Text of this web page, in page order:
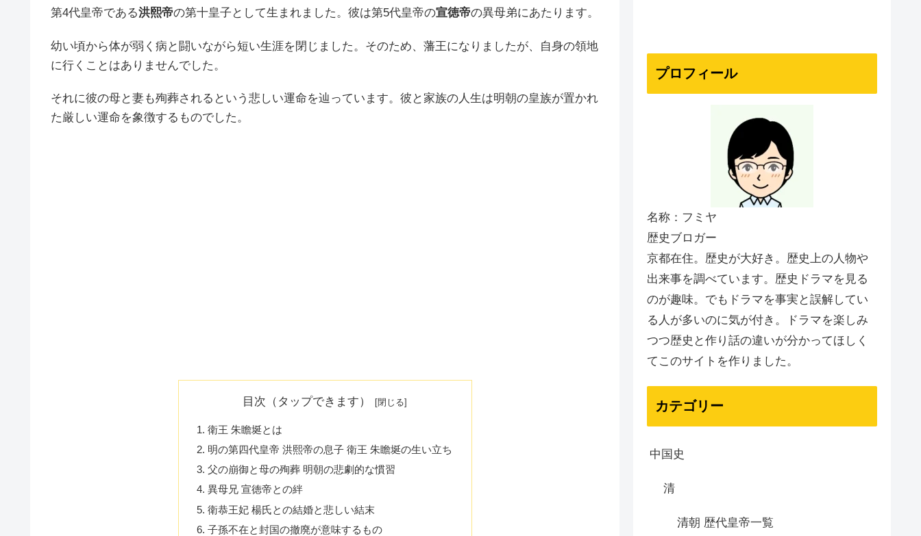
第4代皇帝である洪熙帝の第十皇子として生まれました。彼は第5代皇帝の宣徳帝の異母弟にあたります。
幼い頃から体が弱く病と闘いながら短い生涯を閉じました。そのため、藩王になりましたが、自身の領地
に行くことはありませんでした。
それに彼の母と妻も殉葬されるという悲しい運命を辿っています。彼と家族の人生は明朝の皇族が置かれ
た厳しい運命を象徴するものでした。
目次（タップできます）
衛王 朱瞻埏とは
明の第四代皇帝 洪熙帝の息子 衛王 朱瞻埏の生い立ち
父の崩御と母の殉葬 明朝の悲劇的な慣習
異母兄 宣徳帝との絆
衛恭王妃 楊氏との結婚と悲しい結末
子孫不在と封国の撤廃が意味するもの
プロフィール
名称：フミヤ
歴史ブロガー
京都在住。歴史が大好き。歴史上の人物や
出来事を調べています。歴史ドラマを見る
のが趣味。でもドラマを事実と誤解してい
る人が多いのに気が付き。ドラマを楽しみ
つつ歴史と作り話の違いが分かってほしく
てこのサイトを作りました。
カテゴリー
中国史
清
清朝 歴代皇帝一覧